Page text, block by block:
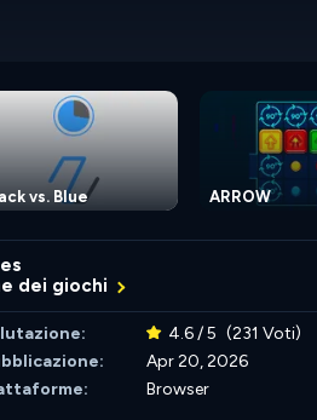
vs. Blue ARROW
dei giochi
4.6 / 5 (231 Voti)
Apr 20, 2026
Browser